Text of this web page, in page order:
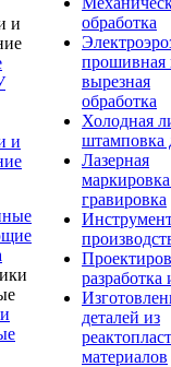
и
обработка
прошивная
вырезная
обработка
Холодная
штамповка
Лазерная
гравировка
разработка
деталей из
материалов